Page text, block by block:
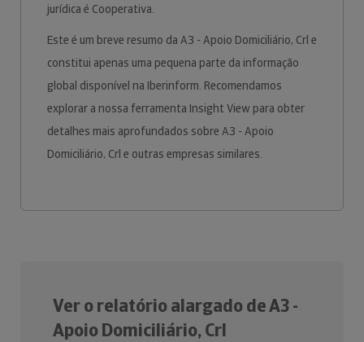
jurídica é Cooperativa.
Este é um breve resumo da A3 - Apoio Domiciliário, Crl e
constitui apenas uma pequena parte da informação
global disponível na Iberinform. Recomendamos
explorar a nossa ferramenta Insight View para obter
detalhes mais aprofundados sobre A3 - Apoio
Domiciliário, Crl e outras empresas similares.
Ver o relatório alargado de A3 -
Apoio Domiciliário, Crl